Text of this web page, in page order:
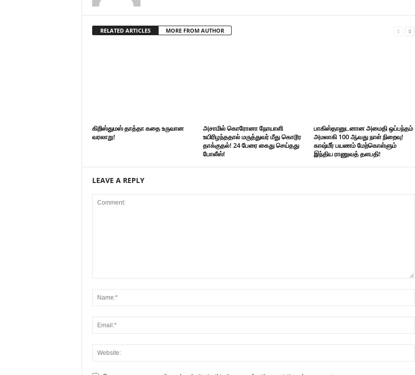
RELATED ARTICLES MORE FROM AUTHOR
கிறிஸ்துமஸ் தாத்தா கதை உருவான
வரலாறு!
அசாமில் கொரோனா நோயாளி
உயிரிழந்ததால் மருத்துவர் மீது கொடூர
தாக்குதல்! 24 பேரை கைது செய்தது
போலீஸ்!
பாகிஸ்தானுடனான அமைதி ஒப்பந்தம்
அமலாகி 100 ஆவது நாள் நிறைவு!
காஷ்மீர் பயணம் மேற்கொள்ளும்
இந்திய ராணுவத் தளபதி!
LEAVE A REPLY